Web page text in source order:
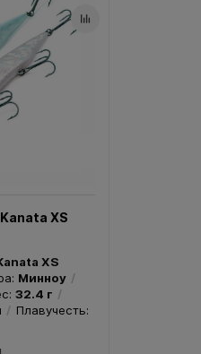
XS
XS
Минноу
32.4 г
Плавучесть: